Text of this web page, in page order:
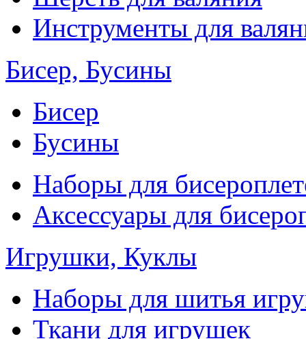
Инструменты для
Бисер, Бусины
Бисер
Бусины
Наборы для
Аксессуары для
Игрушки, Куклы
Наборы для шитья
Ткани для игрушек